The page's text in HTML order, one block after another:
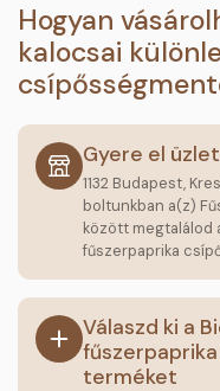
Hogyan
kalocsai
Gyere el
1132 Budapest,
boltunkban a(z)
között megtalálod
fűszerpaprika
Válaszd ki a
terméket